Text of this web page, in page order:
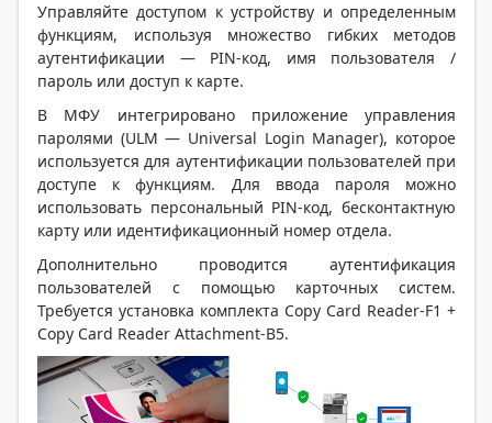
Управляйте доступом к устройству и определенным
функциям, используя множество гибких методов
аутентификации — PIN-код, имя пользователя /
пароль или доступ к карте.
В МФУ интегрировано приложение управления
паролями (ULM — Universal Login Manager), которое
используется для аутентификации пользователей при
доступе к функциям. Для ввода пароля можно
использовать персональный PIN-код, бесконтактную
карту или идентификационный номер отдела.
Дополнительно проводится аутентификация
пользователей с помощью карточных систем.
Требуется установка комплекта Copy Card Reader-F1 +
Copy Card Reader Attachment-B5.